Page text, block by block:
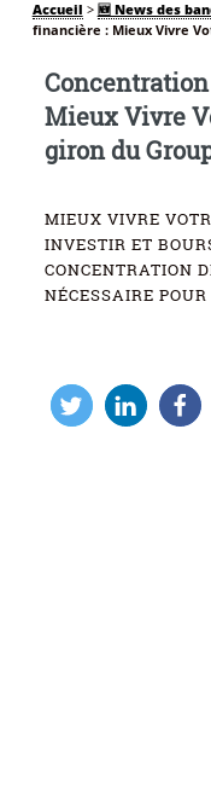
Accueil > 🆕 News des
financière : Mieux Vivre
Mieux Vivre
giron du
MIEUX VIVRE
INVESTIR ET
CONCENTRATION
NÉCESSAIRE